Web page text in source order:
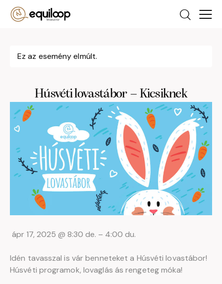
Ez az esemény elmúlt.
Húsvéti lovastábor – Kicsiknek
ápr 17, 2025 @ 8:30 de. – 4:00 du.
Idén tavasszal is vár benneteket a Húsvéti lovastábor!
Húsvéti programok, lovaglás ás rengeteg móka!